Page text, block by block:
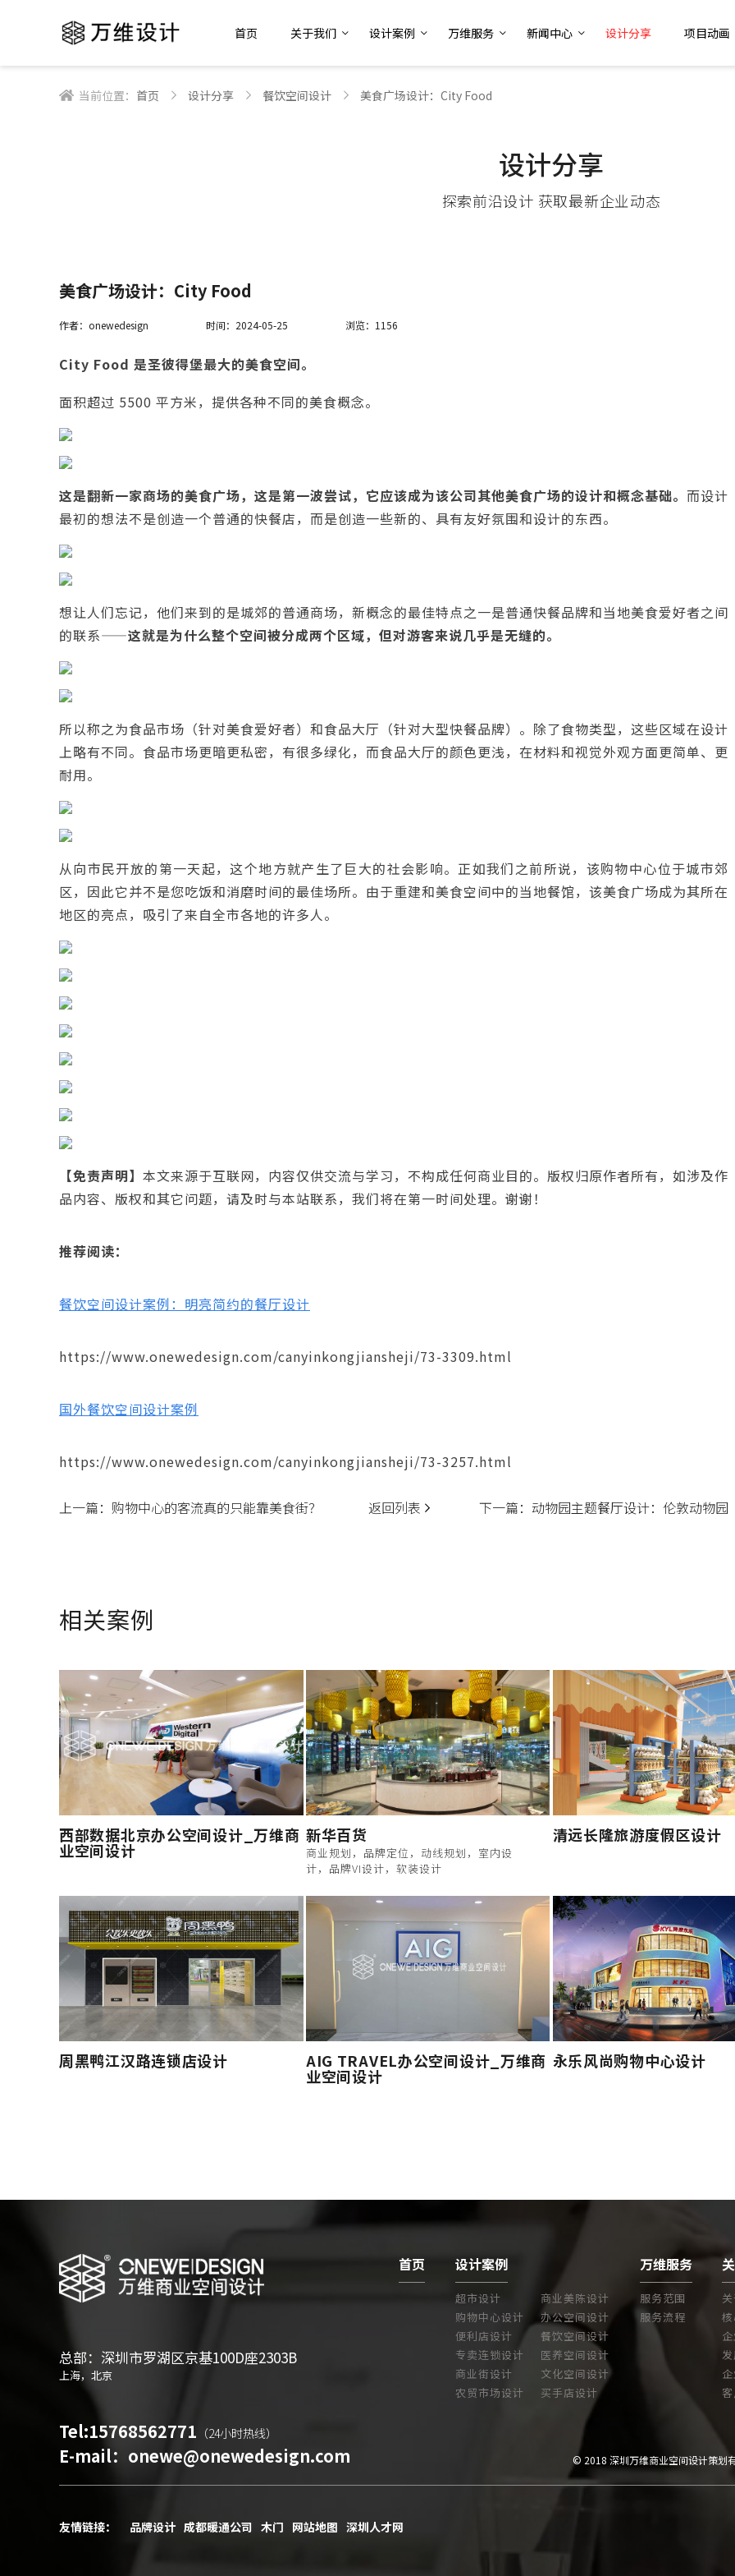
首页 关于我们 设计案例 万维服务 新闻中心 设计分享 项目动画
当前位置： 首页 设计分享 餐饮空间设计 美食广场设计：City Food
设计分享
探索前沿设计 获取最新企业动态
美食广场设计：City Food
作者：onewedesign 时间：2024-05-25 浏览：1156
City Food 是圣彼得堡最大的美食空间。
面积超过 5500 平方米，提供各种不同的美食概念。
这是翻新一家商场的美食广场，这是第一波尝试，它应该成为该公司其他美食广场的设计和概念基础。 而设计
最初的想法不是创造一个普通的快餐店，而是创造一些新的、具有友好氛围和设计的东西。
想让人们忘记，他们来到的是城郊的普通商场，新概念的最佳特点之一是普通快餐品牌和当地美食爱好者之间
的联系——这就是为什么整个空间被分成两个区域，但对游客来说几乎是无缝的。
所以称之为食品市场（针对美食爱好者）和食品大厅（针对大型快餐品牌）。除了食物类型，这些区域在设计
上略有不同。食品市场更暗更私密，有很多绿化，而食品大厅的颜色更浅，在材料和视觉外观方面更简单、更
耐用。
从向市民开放的第一天起，这个地方就产生了巨大的社会影响。正如我们之前所说，该购物中心位于城市郊
区，因此它并不是您吃饭和消磨时间的最佳场所。由于重建和美食空间中的当地餐馆，该美食广场成为其所在
地区的亮点，吸引了来自全市各地的许多人。
【免责声明】 本文来源于互联网，内容仅供交流与学习，不构成任何商业目的。版权归原作者所有，如涉及作
品内容、版权和其它问题，请及时与本站联系，我们将在第一时间处理。谢谢！
推荐阅读：
餐饮空间设计案例：明亮简约的餐厅设计
https://www.onewedesign.com/canyinkongjiansheji/73-3309.html
国外餐饮空间设计案例
https://www.onewedesign.com/canyinkongjiansheji/73-3257.html
上一篇： 购物中心的客流真的只能靠美食街？ 返回列表 下一篇： 动物园主题餐厅设计：伦敦动物园
相关案例
西部数据北京办公空间设计_万维商
业空间设计
新华百货
商业规划，品牌定位，动线规划，室内设
计，品牌VI设计，软装设计
清远长隆旅游度假区设计
周黑鸭江汉路连锁店设计 AIG TRAVEL办公空间设计_万维商
业空间设计
永乐风尚购物中心设计
总部：深圳市罗湖区京基100D座2303B
上海，北京
Tel:15768562771 （24小时热线）
E-mail： onewe@onewedesign.com
首页 设计案例
超市设计
购物中心设计
便利店设计
专卖连锁设计
商业街设计
农贸市场设计
商业美陈设计
办公空间设计
餐饮空间设计
医养空间设计
文化空间设计
买手店设计
万维服务
服务范围
服务流程
© 2018 深圳万维商业空间设计策划
友情链接： 品牌设计 成都暖通公司 木门 网站地图 深圳人才网